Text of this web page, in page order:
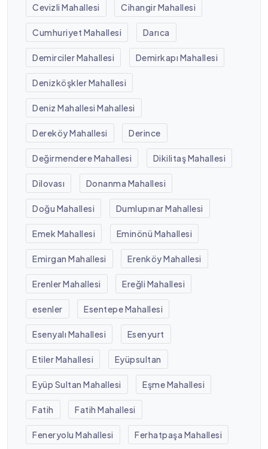
Cevizli Mahallesi Cihangir Mahallesi
Cumhuriyet Mahallesi Darıca
Demirciler Mahallesi Demirkapı Mahallesi
Denizköşkler Mahallesi
Deniz Mahallesi Mahallesi
Dereköy Mahallesi Derince
Değirmendere Mahallesi Dikilitaş Mahallesi
Dilovası Donanma Mahallesi
Doğu Mahallesi Dumlupınar Mahallesi
Emek Mahallesi Eminönü Mahallesi
Emirgan Mahallesi Erenköy Mahallesi
Erenler Mahallesi Ereğli Mahallesi
esenler Esentepe Mahallesi
Esenyalı Mahallesi Esenyurt
Etiler Mahallesi Eyüpsultan
Eyüp Sultan Mahallesi Eşme Mahallesi
Fatih Fatih Mahallesi
Feneryolu Mahallesi Ferhatpaşa Mahallesi